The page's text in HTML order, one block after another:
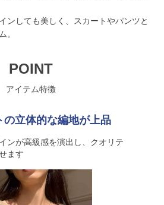
ンしても美しく、スカートやパンツと
。
POINT
アイテム特徴
の立体的な編地が上品
ンが高級感を演出し、クオリテ
ます